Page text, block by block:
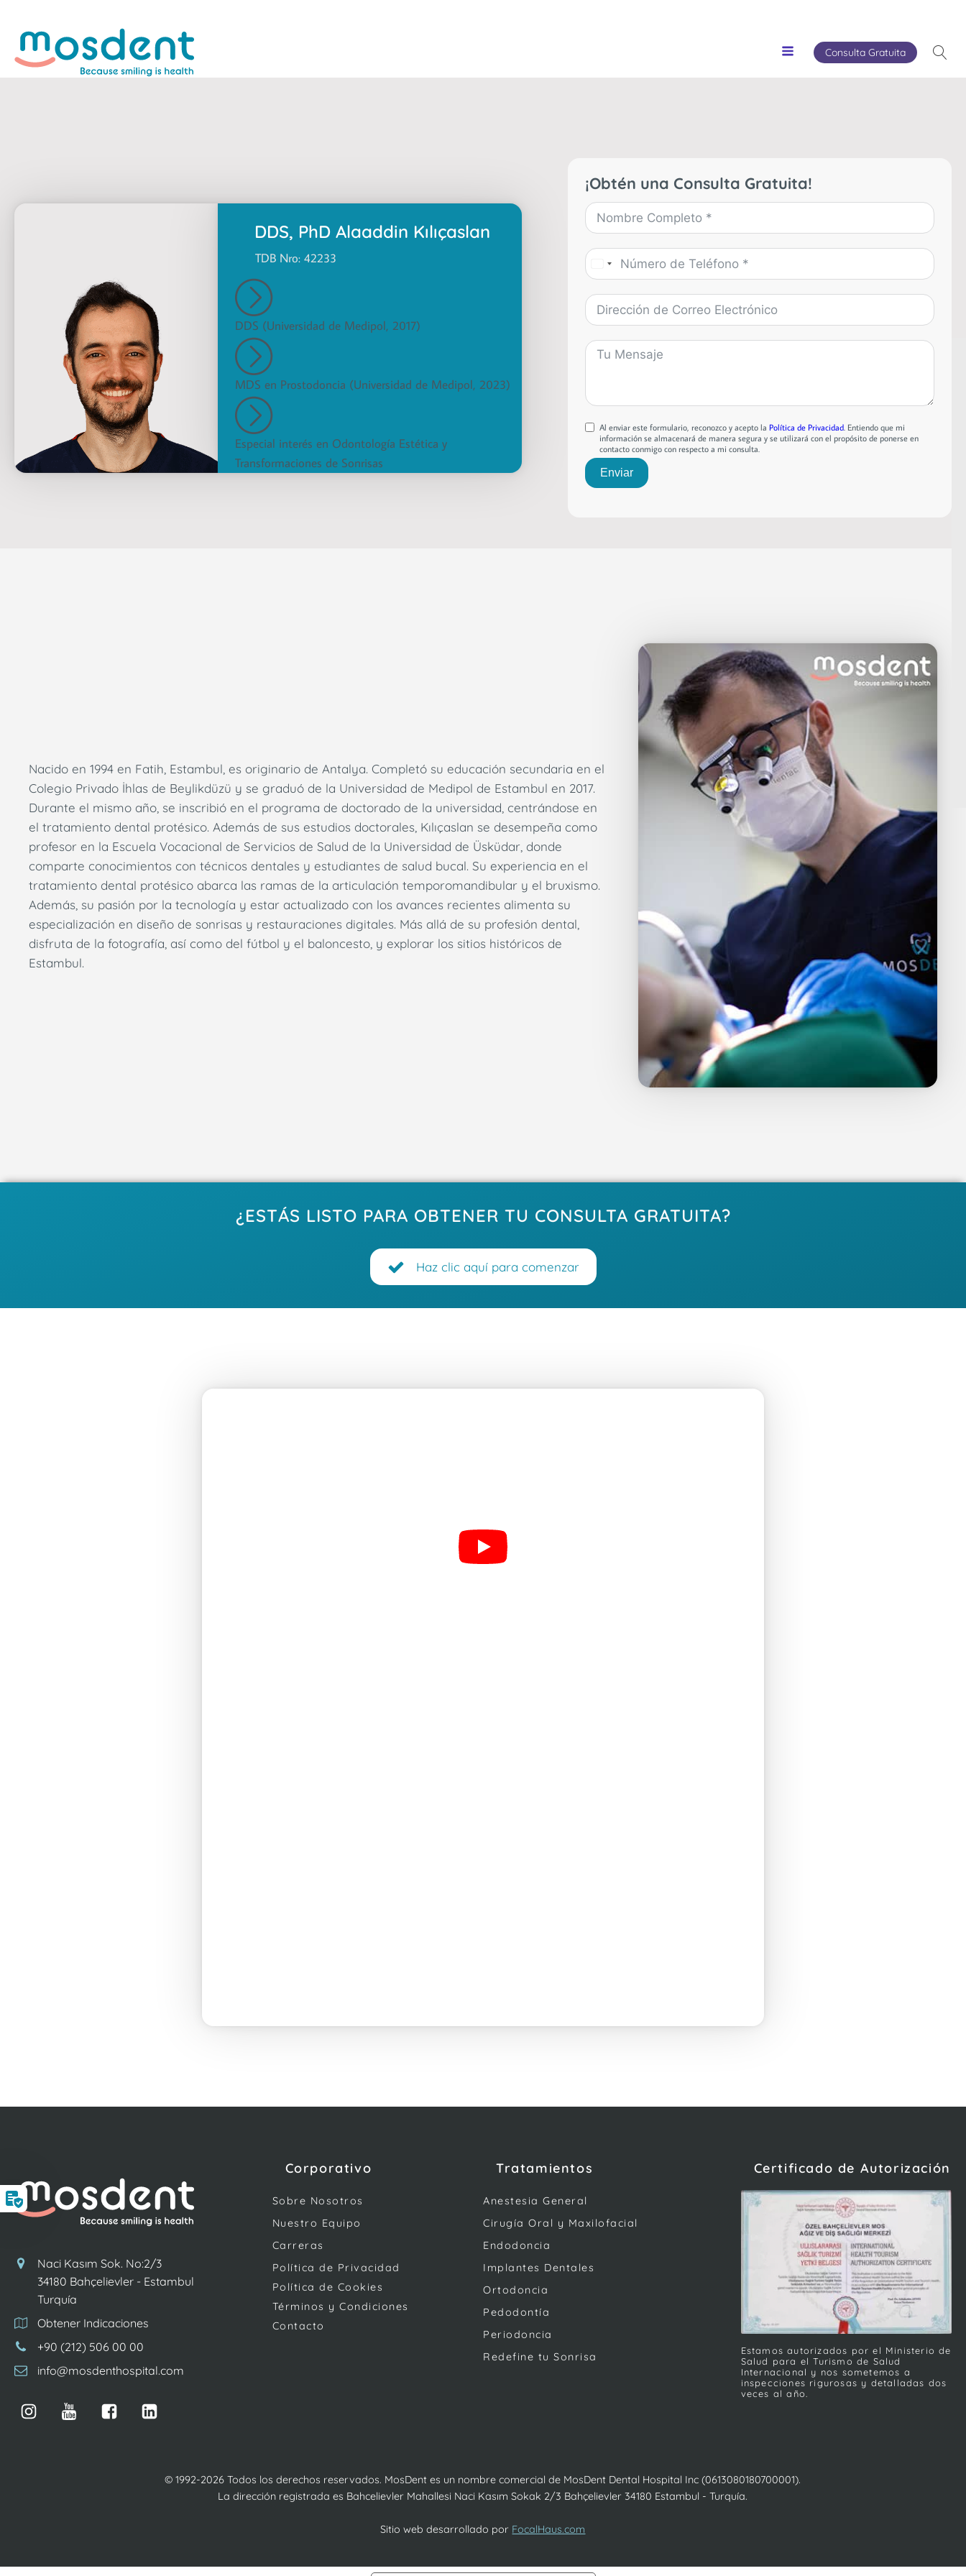
Consulta Gratuita
DDS, PhD Alaaddin Kılıçaslan
TDB Nro: 42233
DDS (Universidad de Medipol, 2017)
MDS en Prostodoncia (Universidad de Medipol, 2023)
Especial interés en Odontología Estética y
Transformaciones de Sonrisas
¡Obtén una Consulta Gratuita!
Al enviar este formulario, reconozco y acepto laPolítica de Privacidad. Entiendo que mi
información se almacenará de manera segura y se utilizará con el propósito de ponerse en
contacto conmigo con respecto a mi consulta.
Enviar
Nacido en 1994 en Fatih, Estambul, es originario de Antalya. Completó su educación secundaria en el
Colegio Privado İhlas de Beylikdüzü y se graduó de la Universidad de Medipol de Estambul en 2017.
Durante el mismo año, se inscribió en el programa de doctorado de la universidad, centrándose en
el tratamiento dental protésico. Además de sus estudios doctorales, Kılıçaslan se desempeña como
profesor en la Escuela Vocacional de Servicios de Salud de la Universidad de Üsküdar, donde
comparte conocimientos con técnicos dentales y estudiantes de salud bucal. Su experiencia en el
tratamiento dental protésico abarca las ramas de la articulación temporomandibular y el bruxismo.
Además, su pasión por la tecnología y estar actualizado con los avances recientes alimenta su
especialización en diseño de sonrisas y restauraciones digitales. Más allá de su profesión dental,
disfruta de la fotografía, así como del fútbol y el baloncesto, y explorar los sitios históricos de
Estambul.
¿ESTÁS LISTO PARA OBTENER TU CONSULTA GRATUITA?
Haz clic aquí para comenzar
Naci Kasım Sok. No:2/3
34180 Bahçelievler - Estambul
Turquía
Obtener Indicaciones
+90 (212) 506 00 00
info@mosdenthospital.com
Corporativo
Sobre Nosotros
Nuestro Equipo
Carreras
Política de Privacidad
Política de Cookies
Términos y Condiciones
Contacto
Tratamientos
Anestesia General
Cirugía Oral y Maxilofacial
Endodoncia
Implantes Dentales
Ortodoncia
Pedodontía
Periodoncia
Redefine tu Sonrisa
Certificado de Autorización
Estamos autorizados por el Ministerio de
Salud para el Turismo de Salud
Internacional y nos sometemos a
inspecciones rigurosas y detalladas dos
veces al año.
© 1992-2026 Todos los derechos reservados. MosDent es un nombre comercial de MosDent Dental Hospital Inc (0613080180700001).
La dirección registrada es Bahcelievler Mahallesi Naci Kasım Sokak 2/3 Bahçelievler 34180 Estambul - Turquía.
Sitio web desarrollado por FocalHaus.com